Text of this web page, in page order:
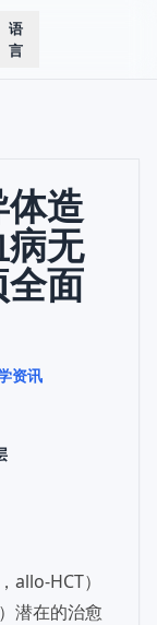
语
言
造
无
面
资讯
HCT）
潜在的治愈